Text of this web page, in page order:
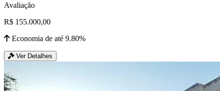
Avaliação
R$ 155.000,00
Economia de até 9.80%
Ver Detalhes